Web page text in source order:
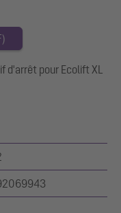
d'arrêt pour Ecolift XL